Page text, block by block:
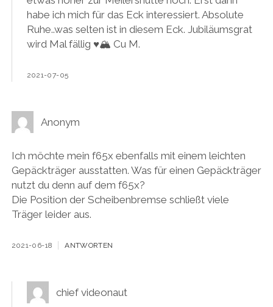
habe ich mich für das Eck interessiert. Absolute
Ruhe..was selten ist in diesem Eck. Jubiläumsgrat
wird Mal fällig ♥️🏔️ Cu M.
2021-07-05
Anonym
Ich möchte mein f65x ebenfalls mit einem leichten
Gepäckträger ausstatten. Was für einen Gepäckträger
nutzt du denn auf dem f65x?
Die Position der Scheibenbremse schließt viele
Träger leider aus.
2021-06-18 ANTWORTEN
chief videonaut